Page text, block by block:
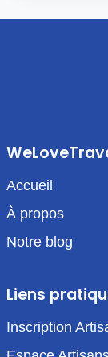
Accueil
À propos
Notre blog
Liens
Inscription